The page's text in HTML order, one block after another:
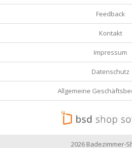
Feedback
Kontakt
Impressum
Datenschutz
Allgemeine
2026 Badezimmer-